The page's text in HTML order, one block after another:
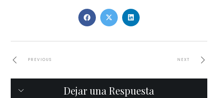
PREVIOUS NEXT
Dejar una Respuesta